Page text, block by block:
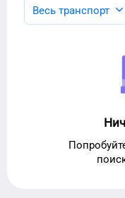
Весь транспорт